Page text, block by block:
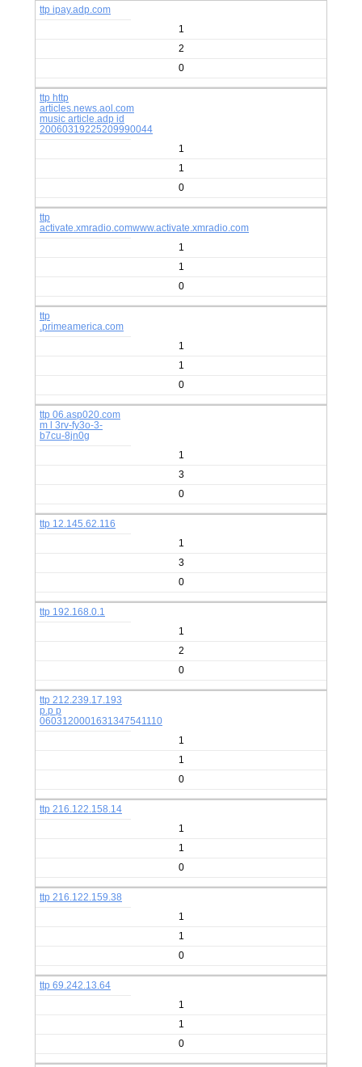
ttp ipay.adp.com
1
2
0
ttp http
articles.news.aol.com
music article.adp id
20060319225209990044
1
1
0
ttp
activate.xmradio.comwww.activate.xmradio.com
1
1
0
ttp
.primeamerica.com
1
1
0
ttp 06.asp020.com
m l 3rv-fy3o-3-
b7cu-8jn0g
1
3
0
ttp 12.145.62.116
1
3
0
ttp 192.168.0.1
1
2
0
ttp 212.239.17.193
p.p p
0603120001631347541110
1
1
0
ttp 216.122.158.14
1
1
0
ttp 216.122.159.38
1
1
0
ttp 69.242.13.64
1
1
0